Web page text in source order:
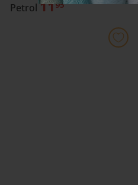
Petrol 1195